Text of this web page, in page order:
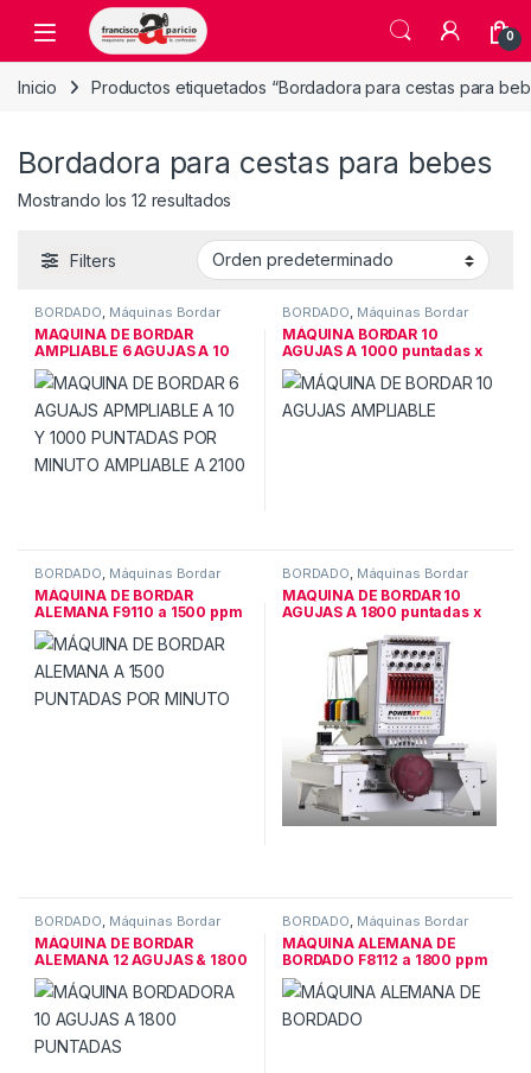
Skip to navigation
Skip to content
Open 0
Inicio Productos etiquetados “Bordadora para cestas para
Bordadora para cestas para bebes
Mostrando los 12 resultados
Filters
BORDADO, Máquinas Bordar
MAQUINA DE BORDAR
AMPLIABLE 6 AGUJAS A 10
AGUJAS
BORDADO, Máquinas Bordar
MÁQUINA BORDAR 10
AGUJAS A 1000 puntadas x
min
BORDADO, Máquinas Bordar
MÁQUINA DE BORDAR
ALEMANA F9110 a 1500 ppm
BORDADO, Máquinas Bordar
MAQUINA DE BORDAR 10
AGUJAS A 1800 puntadas x
BORDADO, Máquinas Bordar
MÁQUINA DE BORDAR
ALEMANA 12 AGUJAS & 1800
Puntada
BORDADO, Máquinas Bordar
MÁQUINA ALEMANA DE
BORDADO F8112 a 1800 ppm